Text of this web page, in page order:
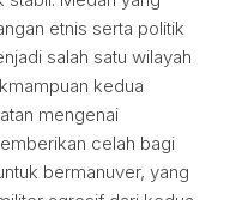
etnis serta politik
salah satu wilayah
kedua
mengenai
celah bagi
bermanuver, yang